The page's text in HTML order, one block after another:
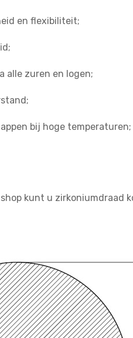
en flexibiliteit;
alle zuren en logen;
bij hoge temperaturen;
shop kunt u